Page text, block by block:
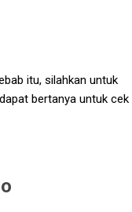
itu, silahkan untuk
bertanya untuk cek